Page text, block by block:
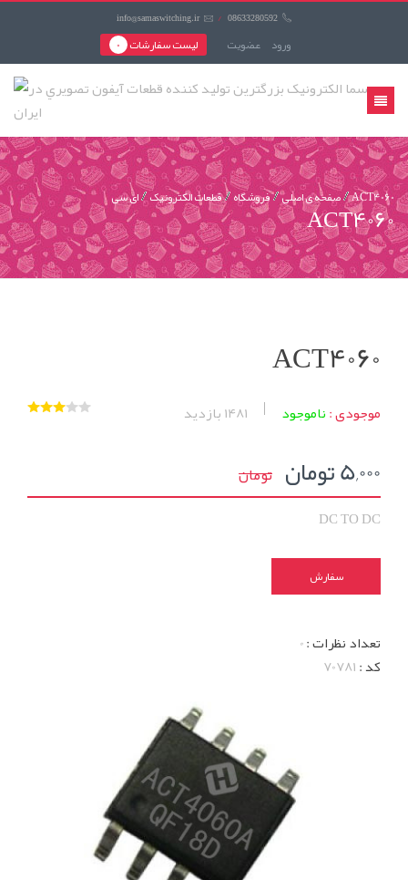
info@samaswitching.ir / 08633280592
0 لیست سفارشات عضويت ورود
منوی
کاربری
صفحه ی اصلی فروشگاه قطعات الکترونیک ای سی ACT4060
ACT4060
ACT4060
موجودی :ناموجود بازدید
5,000 تومان تومان
DC TO DC
سفارش
تعداد نظرات :0
کد :70781